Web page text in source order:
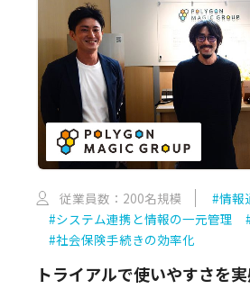
従業員数：200名規模
#情報
#システム連携と情報の一元管理
#社会保険手続きの効率化
トライアルで使いやすさを